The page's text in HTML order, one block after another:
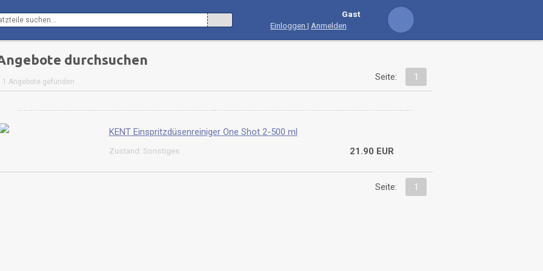
Gast
Einloggen | Anmelden
durchsuchen
1 Angebote gefunden Seite: 1
KENT Einspritzdüsenreiniger One Shot 2-500 ml
Zustand: Sonstiges 21.90 EUR
Seite: 1